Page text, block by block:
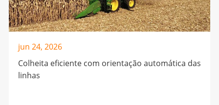
jun 24, 2026
Colheita eficiente com orientação automática das
linhas